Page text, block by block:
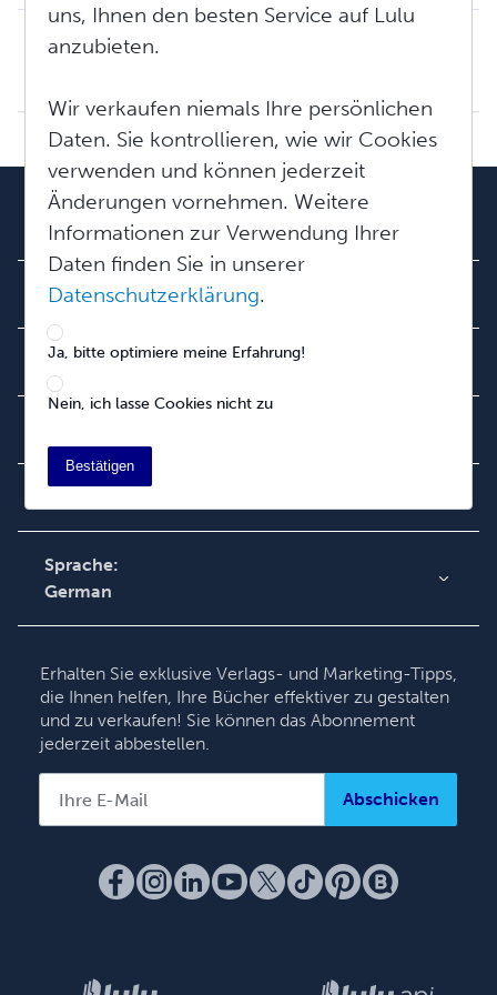
Steuern und Quellensteuer: Die Grundlagen
Unser Team
Über uns
Karriere
Newsroom
Community
Blogs
Podcast
Auftragssuche
Kontaktieren Sie unseren
Sprache:
German
English
Français
Italiano
Erhalten Sie exklusive Verlags- und Marketing-Tipps,
die Ihnen helfen, Ihre Bücher effektiver zu gestalten
und zu verkaufen! Sie können das Abonnement
jederzeit abbestellen.
Abschicken
uns, Ihnen den besten Service auf Lulu
anzubieten.
Wir verkaufen niemals Ihre persönlichen
Daten. Sie kontrollieren, wie wir Cookies
verwenden und können jederzeit
Änderungen vornehmen. Weitere
Informationen zur Verwendung Ihrer
Daten finden Sie in unserer
Datenschutzerklärung.
Ja, bitte optimiere meine Erfahrung!
Nein, ich lasse Cookies nicht zu
Bestätigen